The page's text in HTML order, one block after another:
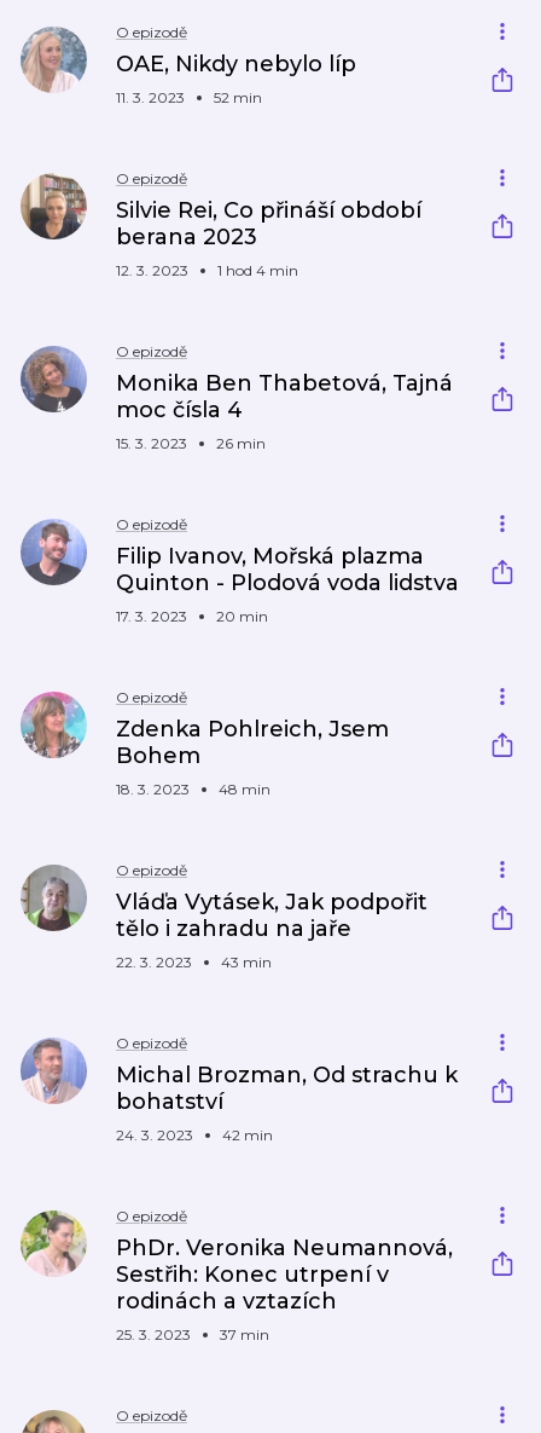
O epizodě
OAE, Nikdy nebylo líp
11. 3. 2023 52 min
O epizodě
Silvie Rei, Co přináší období
berana 2023
12. 3. 2023 1 hod 4 min
O epizodě
Monika Ben Thabetová, Tajná
moc čísla 4
15. 3. 2023 26 min
O epizodě
Filip Ivanov, Mořská plazma
Quinton - Plodová voda lidstva
17. 3. 2023 20 min
O epizodě
Zdenka Pohlreich, Jsem
Bohem
18. 3. 2023 48 min
O epizodě
Vláďa Vytásek, Jak podpořit
tělo i zahradu na jaře
22. 3. 2023 43 min
O epizodě
Michal Brozman, Od strachu k
bohatství
24. 3. 2023 42 min
O epizodě
PhDr. Veronika Neumannová,
Sestřih: Konec utrpení v
rodinách a vztazích
25. 3. 2023 37 min
O epizodě